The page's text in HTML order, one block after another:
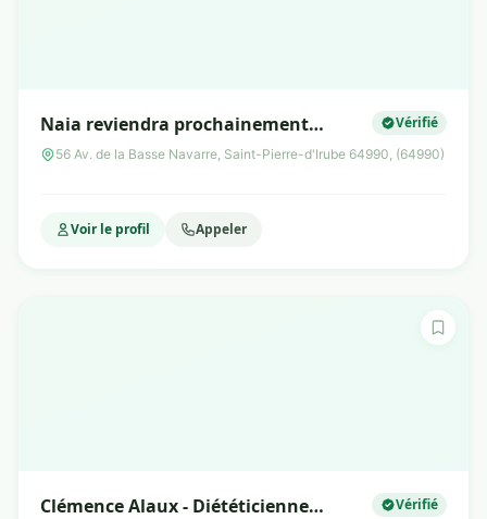
Naia reviendra prochainement… Vérifié
56 Av. de la Basse Navarre, Saint-Pierre-d'Irube 64990, (64990)
Voir le profil Appeler
Clémence Alaux - Diététicienne
Vérifié